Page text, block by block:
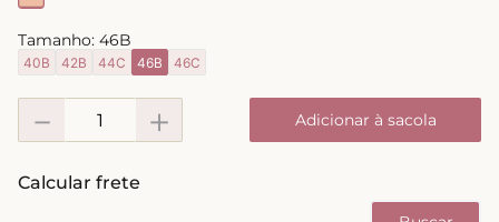
Tamanho: 46B
40B 42B 44C 46B 46C
＋
－ Adicionar à sacola
biquini
10º calcinha